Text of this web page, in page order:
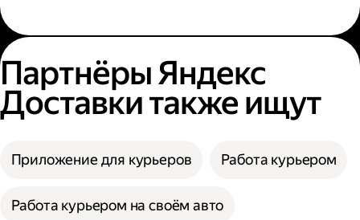
Партнёры Яндекс
Доставки также ищут
Приложение для курьеров Работа курьером
Работа курьером на своём авто